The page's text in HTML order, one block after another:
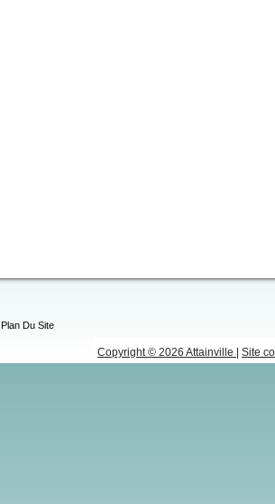
Plan Du Site
Copyright © 2026 Attainville Site